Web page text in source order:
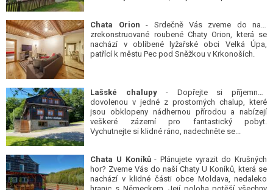
Chata Orion - Srdečně Vás zveme do naší
zrekonstruované roubené Chaty Orion, která se
nachází v oblíbené lyžařské obci Velká Úpa,
patřící k městu Pec pod Sněžkou v Krkonoších.
Lašské chalupy- Dopřejte si příjemnou
dovolenou v jedné z prostorných chalup, které
jsou obklopeny nádhernou přírodou a nabízejí
veškeré zázemí pro fantastický pobyt.
Vychutnejte si klidné ráno, nadechněte se...
Chata U Koníků- Plánujete vyrazit do Krušných
hor? Zveme Vás do naší Chaty U Koníků, která se
nachází v klidné části obce Moldava, nedaleko